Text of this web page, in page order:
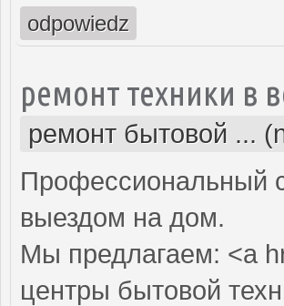
odpowiedz
ремонт техники в
ремонт бытовой ...
Профессиональный
выездом на дом.
Мы предлагаем: <a
центры бытовой